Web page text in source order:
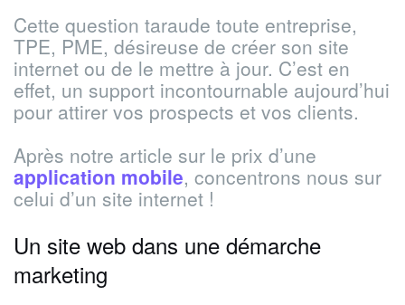
Cette question taraude toute entreprise,
TPE, PME, désireuse de créer son site
internet ou de le mettre à jour. C’est en
effet, un support incontournable aujourd’hui
pour attirer vos prospects et vos clients.
Après notre article sur le prix d’une
application mobile, concentrons nous sur
celui d’un site internet !
Un site web dans une démarche
marketing